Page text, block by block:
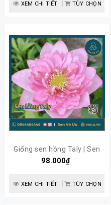
XEM CHI TIẾT TÙY CHỌN
Giống sen hồng Taly | Sen
Vô Ưu
98.000₫
XEM CHI TIẾT TÙY CHỌN